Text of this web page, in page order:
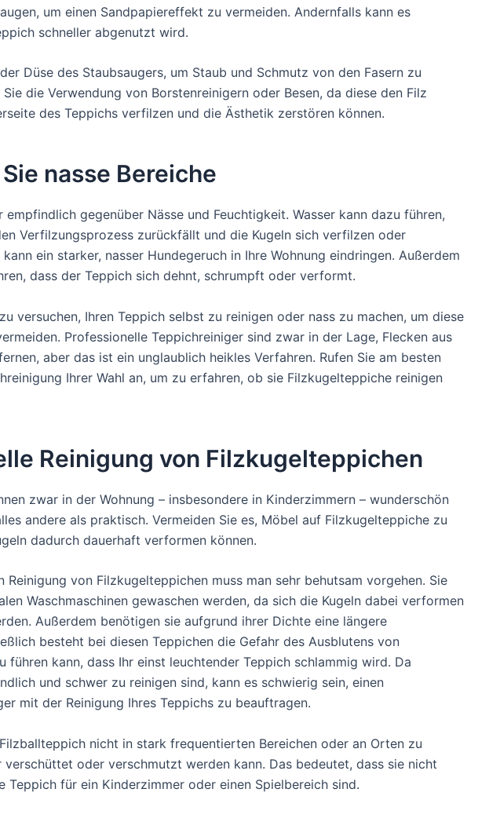
um einen Sandpapiereffekt zu vermeiden. Andernfalls kann es
schneller abgenutzt wird.
Düse des Staubsaugers, um Staub und Schmutz von den Fasern zu
die Verwendung von Borstenreinigern oder Besen, da diese den Filz
des Teppichs verfilzen und die Ästhetik zerstören können.
nasse Bereiche
empfindlich gegenüber Nässe und Feuchtigkeit. Wasser kann dazu führen,
Verfilzungsprozess zurückfällt und die Kugeln sich verfilzen oder
ein starker, nasser Hundegeruch in Ihre Wohnung eindringen. Außerdem
dass der Teppich sich dehnt, schrumpft oder verformt.
versuchen, Ihren Teppich selbst zu reinigen oder nass zu machen, um diese
Professionelle Teppichreiniger sind zwar in der Lage, Flecken aus
aber das ist ein unglaublich heikles Verfahren. Rufen Sie am besten
Ihrer Wahl an, um zu erfahren, ob sie Filzkugelteppiche reinigen
Reinigung von Filzkugelteppichen
zwar in der Wohnung – insbesondere in Kinderzimmern – wunderschön
andere als praktisch. Vermeiden Sie es, Möbel auf Filzkugelteppiche zu
dadurch dauerhaft verformen können.
Reinigung von Filzkugelteppichen muss man sehr behutsam vorgehen. Sie
Waschmaschinen gewaschen werden, da sich die Kugeln dabei verformen
Außerdem benötigen sie aufgrund ihrer Dichte eine längere
besteht bei diesen Teppichen die Gefahr des Ausblutens von
führen kann, dass Ihr einst leuchtender Teppich schlammig wird. Da
und schwer zu reinigen sind, kann es schwierig sein, einen
mit der Reinigung Ihres Teppichs zu beauftragen.
nicht in stark frequentierten Bereichen oder an Orten zu
verschüttet oder verschmutzt werden kann. Das bedeutet, dass sie nicht
Teppich für ein Kinderzimmer oder einen Spielbereich sind.